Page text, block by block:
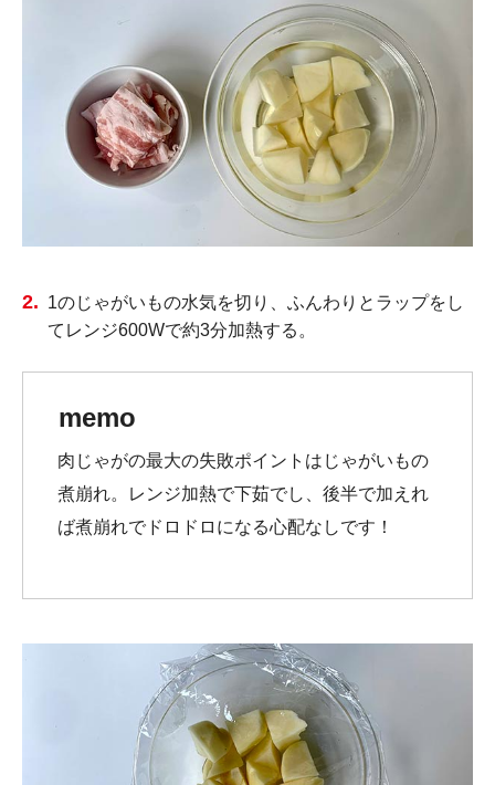
1のじゃがいもの水気を切り、ふんわりとラップをし
てレンジ600Wで約3分加熱する。
memo
肉じゃがの最大の失敗ポイントはじゃがいもの
煮崩れ。レンジ加熱で下茹でし、後半で加えれ
ば煮崩れでドロドロになる心配なしです！